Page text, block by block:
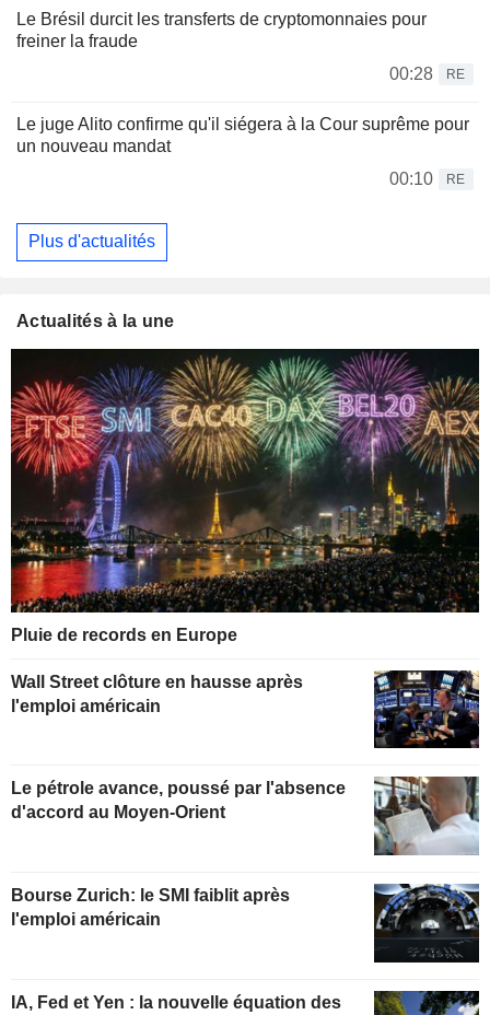
Le Brésil durcit les transferts de cryptomonnaies pour
freiner la fraude
00:28
RE
Le juge Alito confirme qu'il siégera à la Cour suprême pour
un nouveau mandat
00:10
RE
Plus d'actualités
Actualités à la une
Pluie de records en Europe
Wall Street clôture en hausse après
l'emploi américain
Le pétrole avance, poussé par l'absence
d'accord au Moyen-Orient
Bourse Zurich: le SMI faiblit après
l'emploi américain
IA, Fed et Yen : la nouvelle équation des